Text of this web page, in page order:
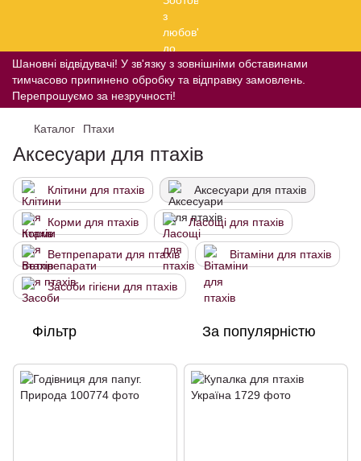
Шановні відвідувачі! У зв'язку з зовнішніми обставинами
тимчасово припинено обробку та відправку замовлень.
Перепрошуємо за незручності!
Каталог Птахи
Аксесуари для птахів
Клітини для птахів Аксесуари для птахів
Корми для птахів Ласощі для птахів
Ветпрепарати для птахів Вітаміни для птахів
Засоби гігієни для птахів
Фільтр За популярністю